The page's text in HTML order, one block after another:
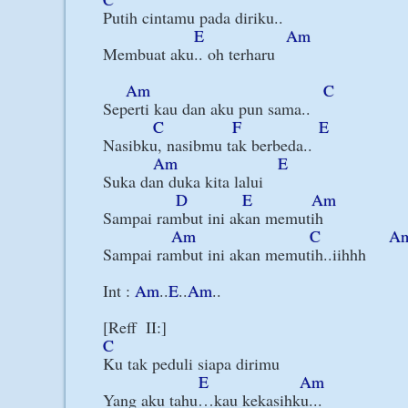
Putih cintamu pada diriku..
E
Am
Membuat aku.. oh terharu
Am
C
Seperti kau dan aku pun sama..
C
F
E
Nasibku, nasibmu tak berbeda..
Am
E
Suka dan duka kita lalui
D
E
Am
Sampai rambut ini akan memutih
Am
C
Sampai rambut ini akan memutih..iihhh
Int : Am..E..Am..
C
Ku tak peduli siapa dirimu
E
Am